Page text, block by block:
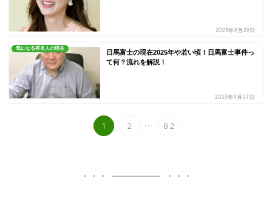
2023年9月29日
気になる有名人の現在
日馬富士の現在2025年や若い頃！日馬富士事件っ
て何？流れを解説！
2023年9月27日
1 2 ... 82